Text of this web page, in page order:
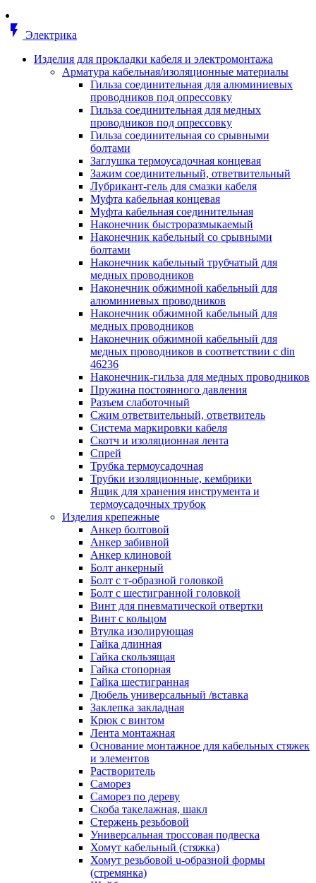
монтажные
Деталь крепежная для несущих и и
профильных реек
Зажим для крышки системы
поддержки кабелей
Кронштейн для кабельного лотка
Крышка для кабельных лотков
лотков
Лоток кабельный лестничный
Лоток кабельный листовой
Лоток кабельный проволочный
Настенный и потолочный
для кабельного лотка
Несущий профиль
лотков
Ответвление т-образное для
лотков
Пластина монтажная для
лотка
Потолочный кронштейн для
прокладки кабеля
Потолочный профиль для
Разделитель для лотка
Рейки профильные
несущие
Секция угловая для кабельных
Соединитель для кабельных
Каналы настенного и потолочного
Зажим кабельный для кабель-
Кабель-канал
Кабель-канал напольный
Кабель-канал настенный
Коробка монтажная для
кабель-канала
Коробка распределительная для
кабель-каналов
Крышка для настенного кабель-
Панель лицевая для настенного
канала
Перегородка разделительная для
настенного кабель-канала
Переходник для кабель-канала
Поворот для кабель-канала
Поворот для настенного кабель-
Рамка для ввода настенного
канала в стену/потолок/щит
Соединитель на стык для
кабель-канала
Соединитель/накладка на стык для
кабель-канала
Угол внешний для кабель-канала
Угол внешний для настенного
канала
Угол т-образный для кабель-
Колодки клеммные
Аксессуары для клеммной
Колодка заземления клеммная
Нулевая шина
Одно-многополюсная клеммная
flash_on
Электрика
Изделия для прокладки кабеля и электромонтажа
Арматура кабельная/изоляционные материалы
Гильза соединительная для алюминиевых
проводников под опрессовку
Гильза соединительная для медных
проводников под опрессовку
Гильза соединительная со срывными
болтами
Заглушка термоусадочная концевая
Зажим соединительный, ответвительный
Лубрикант-гель для смазки кабеля
Муфта кабельная концевая
Муфта кабельная соединительная
Наконечник быстроразмыкаемый
Наконечник кабельный со срывными
болтами
Наконечник кабельный трубчатый для
медных проводников
Наконечник обжимной кабельный для
алюминиевых проводников
Наконечник обжимной кабельный для
медных проводников
Наконечник обжимной кабельный для
медных проводников в соответствии с din
46236
Наконечник-гильза для медных проводников
Пружина постоянного давления
Разъем слаботочный
Сжим ответвительный, ответвитель
Система маркировки кабеля
Скотч и изоляционная лента
Спрей
Трубка термоусадочная
Трубки изоляционные, кембрики
Ящик для хранения инструмента и
термоусадочных трубок
Изделия крепежные
Анкер болтовой
Анкер забивной
Анкер клиновой
Болт анкерный
Болт с т-образной головкой
Болт с шестигранной головкой
Винт для пневматической отвертки
Винт с кольцом
Втулка изолирующая
Гайка длинная
Гайка скользящая
Гайка стопорная
Гайка шестигранная
Дюбель универсальный /вставка
Заклепка закладная
Крюк с винтом
Лента монтажная
Основание монтажное для кабельных стяжек
и элементов
Растворитель
Саморез
Саморез по дереву
Скоба такелажная, шакл
Стержень резьбовой
Универсальная троссовая подвеска
Хомут кабельный (стяжка)
Хомут резьбовой u-образной формы
(стремянка)